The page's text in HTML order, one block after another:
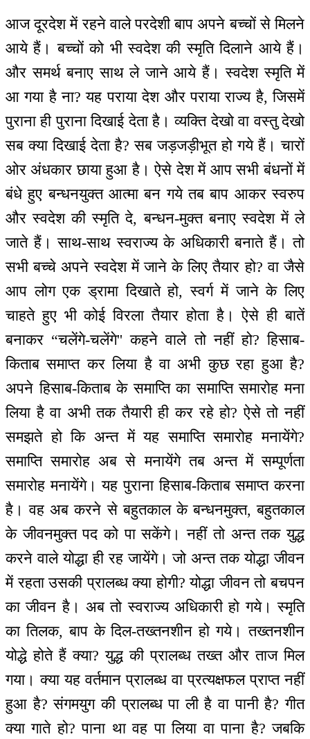
आज दूरदेश में रहने वाले परदेशी बाप अपने बच्चों से मिलने
आये हैं। बच्चों को भी स्वदेश की स्मृति दिलाने आये हैं।
और समर्थ बनाए साथ ले जाने आये हैं। स्वदेश स्मृति में
आ गया है ना? यह पराया देश और पराया राज्य है, जिसमें
पुराना ही पुराना दिखाई देता है। व्यक्ति देखो वा वस्तु देखो
सब क्या दिखाई देता है? सब जड़जड़ीभूत हो गये हैं। चारों
ओर अंधकार छाया हुआ है। ऐसे देश में आप सभी बंधनों में
बंधे हुए बन्धनयुक्त आत्मा बन गये तब बाप आकर स्वरुप
और स्वदेश की स्मृति दे, बन्धन-मुक्त बनाए स्वदेश में ले
जाते हैं। साथ-साथ स्वराज्य के अधिकारी बनाते हैं। तो
सभी बच्चे अपने स्वदेश में जाने के लिए तैयार हो? वा जैसे
आप लोग एक ड्रामा दिखाते हो, स्वर्ग में जाने के लिए
चाहते हुए भी कोई विरला तैयार होता है। ऐसे ही बातें
बनाकर “चलेंगे-चलेंगे'' कहने वाले तो नहीं हो? हिसाब-
किताब समाप्त कर लिया है वा अभी कुछ रहा हुआ है?
अपने हिसाब-किताब के समाप्ति का समाप्ति समारोह मना
लिया है वा अभी तक तैयारी ही कर रहे हो? ऐसे तो नहीं
समझते हो कि अन्त में यह समाप्ति समारोह मनायेंगे?
समाप्ति समारोह अब से मनायेंगे तब अन्त में सम्पूर्णता
समारोह मनायेंगे। यह पुराना हिसाब-किताब समाप्त करना
है। वह अब करने से बहुतकाल के बन्धनमुक्त, बहुतकाल
के जीवनमुक्त पद को पा सकेंगे। नहीं तो अन्त तक युद्ध
करने वाले योद्धा ही रह जायेंगे। जो अन्त तक योद्धा जीवन
में रहता उसकी प्रालब्ध क्या होगी? योद्धा जीवन तो बचपन
का जीवन है। अब तो स्वराज्य अधिकारी हो गये। स्मृति
का तिलक, बाप के दिल-तख्तनशीन हो गये। तख्तनशीन
योद्धे होते हैं क्या? युद्ध की प्रालब्ध तख्त और ताज मिल
गया। क्या यह वर्तमान प्रालब्ध वा प्रत्यक्षफल प्राप्त नहीं
हुआ है? संगमयुग की प्रालब्ध पा ली है वा पानी है? गीत
क्या गाते हो? पाना था वह पा लिया वा पाना है? जबकि